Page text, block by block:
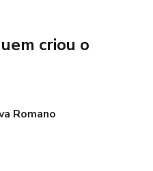
EXCLUSIVO que
criou o
Romano